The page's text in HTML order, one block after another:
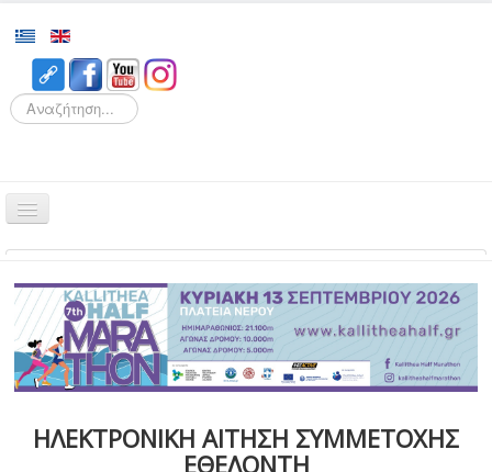
Search
Αγώνες
Διοργάνωση
Εθελοντισμός
Εγγραφές
ΗΛΕΚΤΡΟΝΙΚΗ ΑΙΤΗΣΗ ΣΥΜΜΕΤΟΧΗΣ
ΕΘΕΛΟΝΤΗ